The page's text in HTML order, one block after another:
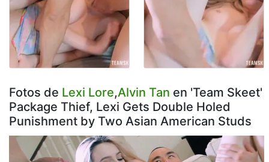
Fotos de Lexi Lore,Alvin Tan en 'Team Skeet'
Package Thief, Lexi Gets Double Holed
Punishment by Two Asian American Studs